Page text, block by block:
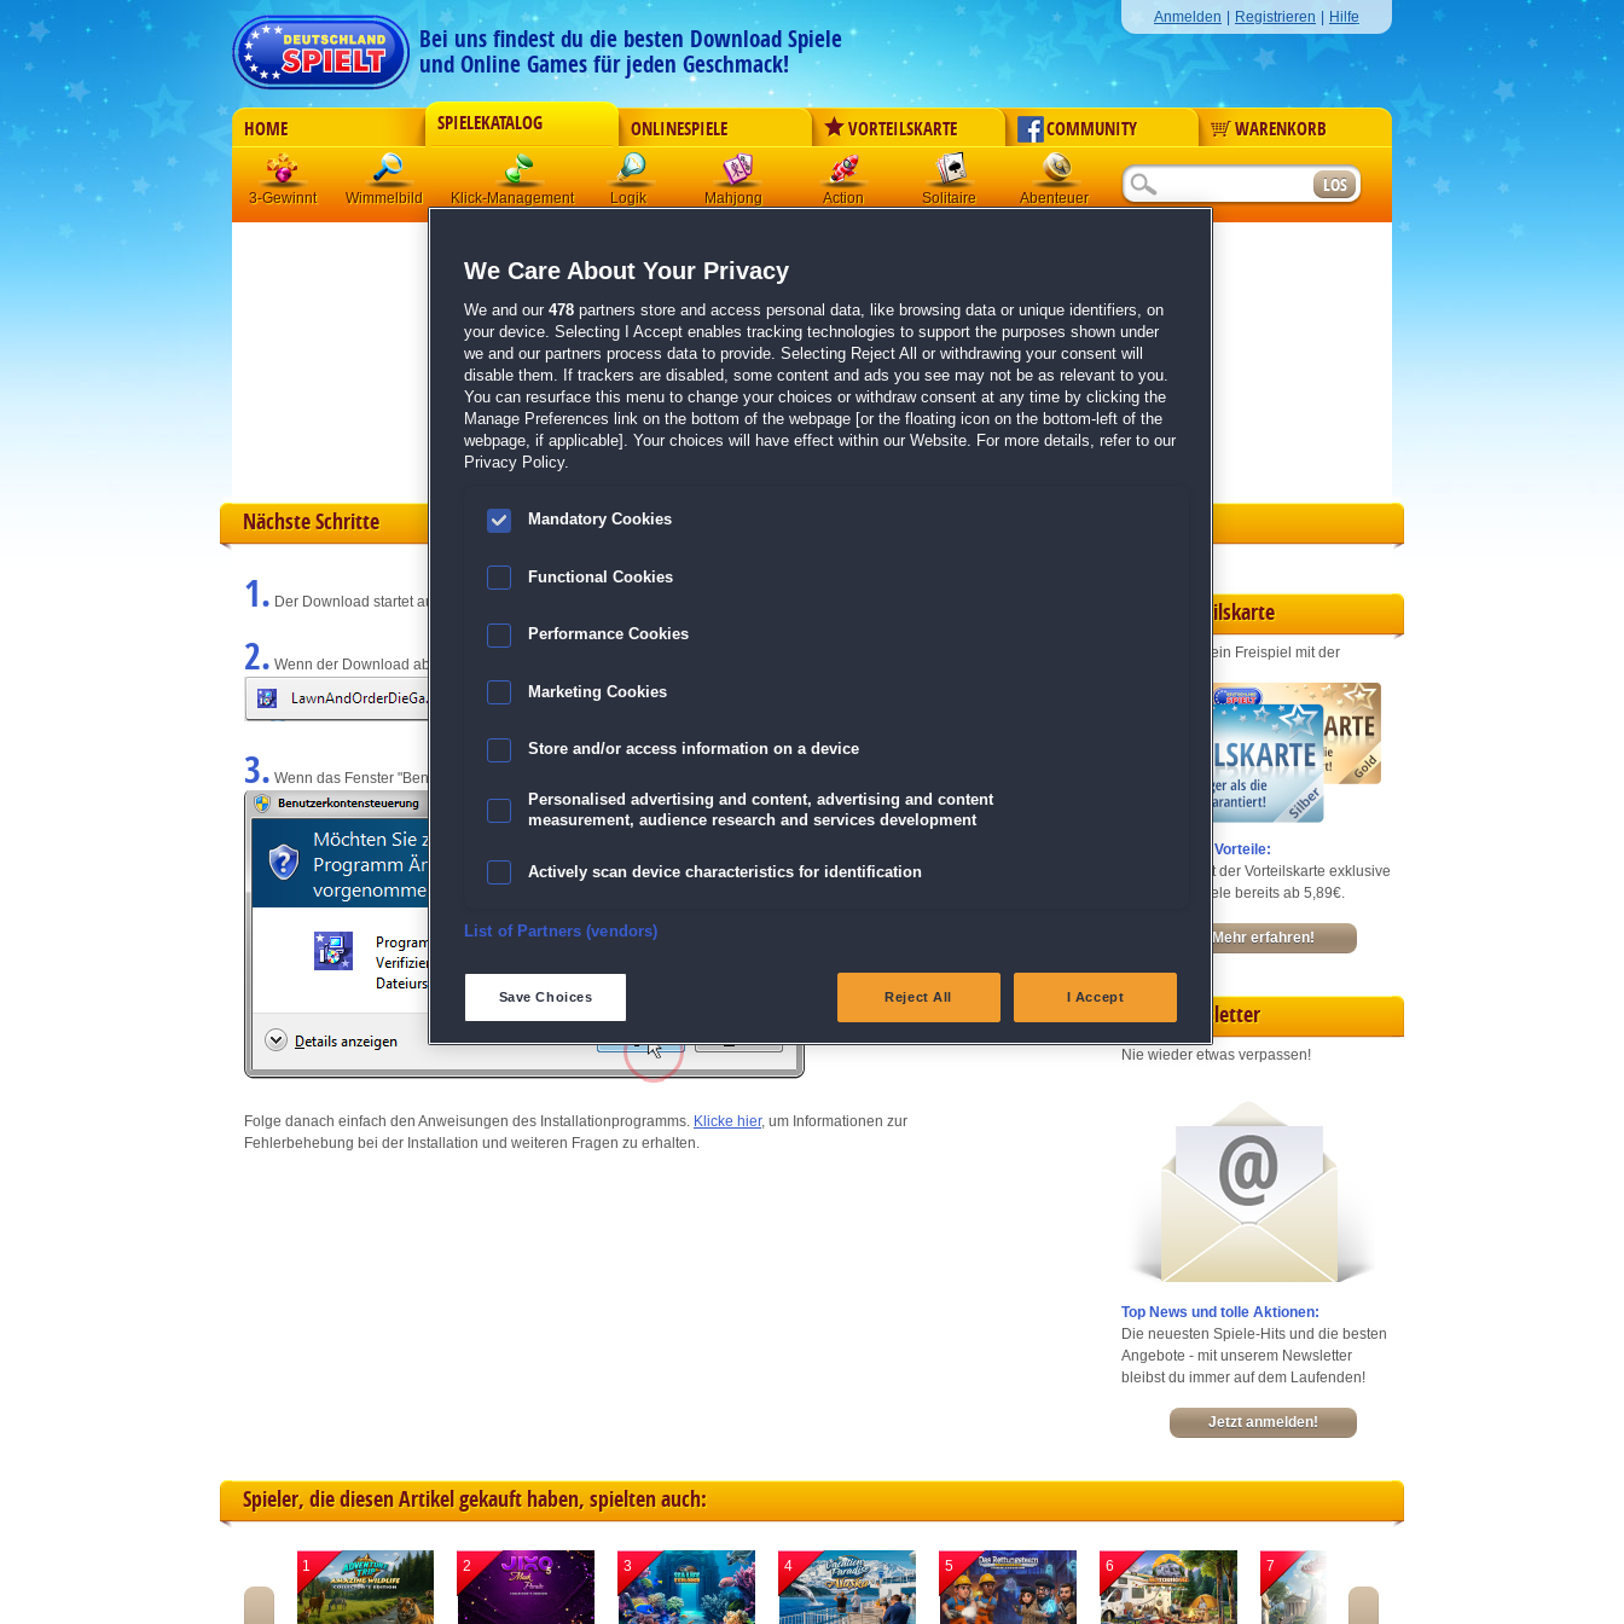
Bei uns findest du die besten Download Spiele
und Online Games für jeden Geschmack!
Anmelden Registrieren Hilfe
HOME SPIELEKATALOG ONLINESPIELE VORTEILSKARTE COMMUNITY WARENKORB
3-Gewinnt Wimmelbild Klick-Management Logik Mahjong Action Solitaire Abenteuer
Der Download wird automatisch gestartet für:
Avalon Jewels 2
Größe 170.8 MB
Einen Moment bitte, dein Spiel wird in5 Sekundenbereitgestellt...
Falls der Download nicht automatisch startet,klicke bitte hier.
Zurück zur Gamepage
Nächste Schritte
1. Der Download startet automatisch und wird am unteren Rand des Browserfensters angezeigt.
2. Wenn der Download abgeschlossen ist, klicke einfach auf die Datei.
3. Wenn das Fenster "Benutzerkontensteuerung" angezeigt wird, klicke auf "Ja" (Bei Windows Vista "Fortsetzen").
Folge danach einfach den Anweisungen des Installationprogramms. Klicke hier, um Informationen zur
Fehlerbehebung bei der Installation und weiteren Fragen zu erhalten.
Vorteilskarte
Jeden Monat ein Freispiel mit der
Entdecke die Vorteile:
Sichere dir mit der Vorteilskarte exklusive
Rabatte – Spiele bereits ab 5,89€.
Mehr erfahren!
Newsletter
Nie wieder etwas verpassen!
Top News und tolle Aktionen:
Die neuesten Spiele-Hits und die besten
Angebote - mit unserem Newsletter
bleibst du immer auf dem Laufenden!
Jetzt anmelden!
Spieler, die diesen Artikel gekauft haben, spielten auch:
1 2 3 4 5 6 7
We Care About Your Privacy
We and our 478 partners store and access personal data, like browsing data or unique identifiers, on
your device. Selecting I Accept enables tracking technologies to support the purposes shown under
we and our partners process data to provide. Selecting Reject All or withdrawing your consent will
disable them. If trackers are disabled, some content and ads you see may not be as relevant to you.
You can resurface this menu to change your choices or withdraw consent at any time by clicking the
Manage Preferences link on the bottom of the webpage [or the floating icon on the bottom-left of the
webpage, if applicable]. Your choices will have effect within our Website. For more details, refer to our
Privacy Policy.
Mandatory Cookies
Functional Cookies
Performance Cookies
Marketing Cookies
Store and/or access information on a device
Personalised advertising and content, advertising and content
measurement, audience research and services development
Actively scan device characteristics for identification
Ensure security, prevent and detect fraud, and fix errors
Match and combine data from other data sources
List of Partners (vendors)
Save Choices Reject All I Accept